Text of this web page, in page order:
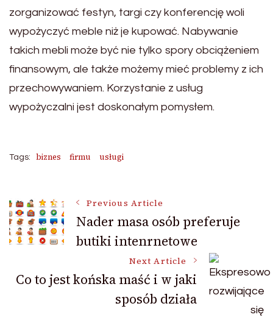
zorganizować festyn, targi czy konferencję woli
wypożyczyć meble niż je kupować. Nabywanie
takich mebli może być nie tylko spory obciążeniem
finansowym, ale także możemy mieć problemy z ich
przechowywaniem. Korzystanie z usług
wypożyczalni jest doskonałym pomysłem.
Tags: biznes firmu usługi
Post
Navigation
Previous Article
Nader masa osób preferuje
butiki intenrnetowe
Next Article
Co to jest końska maść i w jaki
sposób działa